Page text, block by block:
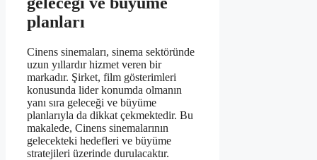
planları
Cinens sinemaları, sinema sektöründe
uzun yıllardır hizmet veren bir
markadır. Şirket, film gösterimleri
konusunda lider konumda olmanın
yanı sıra geleceği ve büyüme
planlarıyla da dikkat çekmektedir. Bu
makalede, Cinens sinemalarının
gelecekteki hedefleri ve büyüme
stratejileri üzerinde durulacaktır.